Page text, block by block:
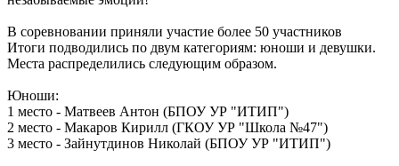
В соревновании приняли участие более 50 участников
Итоги подводились по двум категориям: юноши и девушки.
Места распределились следующим образом.
Юноши:
1 место - Матвеев Антон (БПОУ УР "ИТИП")
2 место - Макаров Кирилл (ГКОУ УР "Школа №47")
3 место - Зайнутдинов Николай (БПОУ УР "ИТИП")